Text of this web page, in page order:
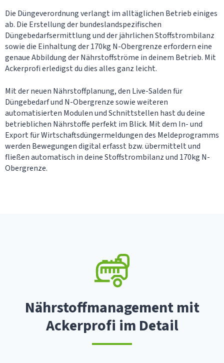
Die Düngeverordnung verlangt im alltäglichen Betrieb einiges
ab. Die Erstellung der bundeslandspezifischen
Düngebedarfsermittlung und der jährlichen Stoffstrombilanz
sowie die Einhaltung der 170kg N-Obergrenze erfordern eine
genaue Abbildung der Nährstoffströme in deinem Betrieb. Mit
Ackerprofi erledigst du dies alles ganz leicht.
Mit der neuen Nährstoffplanung, den Live-Salden für
Düngebedarf und N-Obergrenze sowie weiteren
automatisierten Modulen und Schnittstellen hast du deine
betrieblichen Nährstoffe perfekt im Blick. Mit dem In- und
Export für Wirtschaftsdüngermeldungen des Meldeprogramms
werden Bewegungen digital erfasst bzw. übermittelt und
fließen automatisch in deine Stoffstrombilanz und 170kg N-
Obergrenze.
Nährstoffmanagement mit
Ackerprofi im Detail